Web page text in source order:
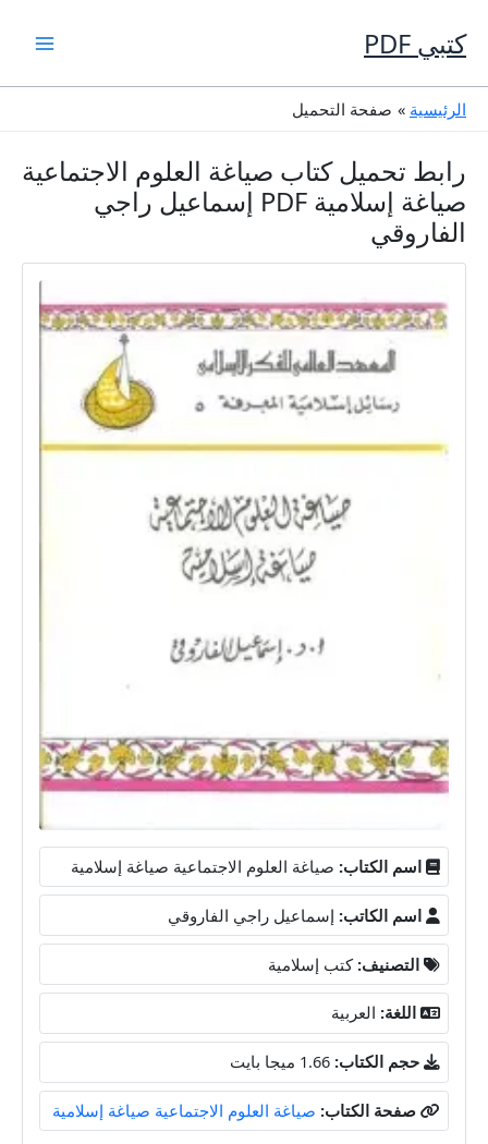
إلى
المحتوى
كتبي PDF
الرئيسية صفحة التحميل
رابط تحميل كتاب صياغة العلوم الاجتماعية
صياغة إسلامية PDF إسماعيل راجي
الفاروقي
اسم الكتاب: صياغة العلوم الاجتماعية صياغة إسلامية
اسم الكاتب: إسماعيل راجي الفاروقي
التصنيف: كتب إسلامية
اللغة: العربية
حجم الكتاب: 1.66 ميجا بايت
صفحة الكتاب: صياغة العلوم الاجتماعية صياغة إسلامية